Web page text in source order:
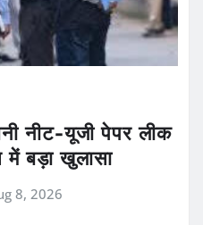
नीट-यूजी पेपर लीक
बड़ा खुलासा
8, 2026